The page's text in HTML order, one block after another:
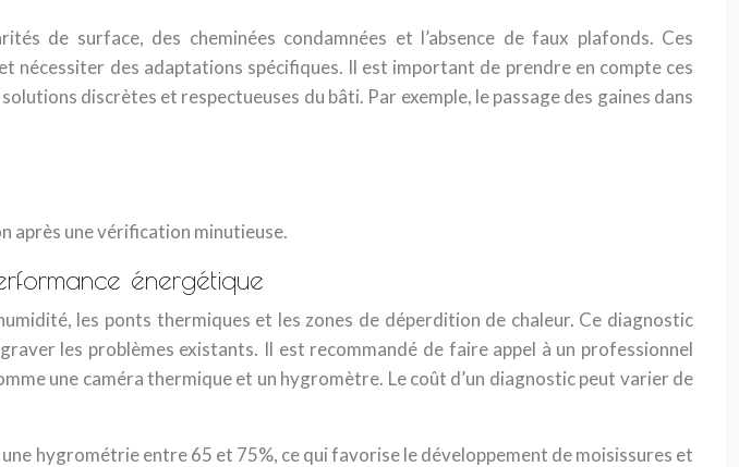
de surface, des cheminées condamnées et l’absence de faux plafonds. Ces
nécessiter des adaptations spécifiques. Il est important de prendre en compte ces
discrètes et respectueuses du bâti. Par exemple, le passage des gaines dans
après une vérification minutieuse.
énergétique
les ponts thermiques et les zones de déperdition de chaleur. Ce diagnostic
les problèmes existants. Il est recommandé de faire appel à un professionnel
une caméra thermique et un hygromètre. Le coût d’un diagnostic peut varier de
hygrométrie entre 65 et 75%, ce qui favorise le développement de moisissures et